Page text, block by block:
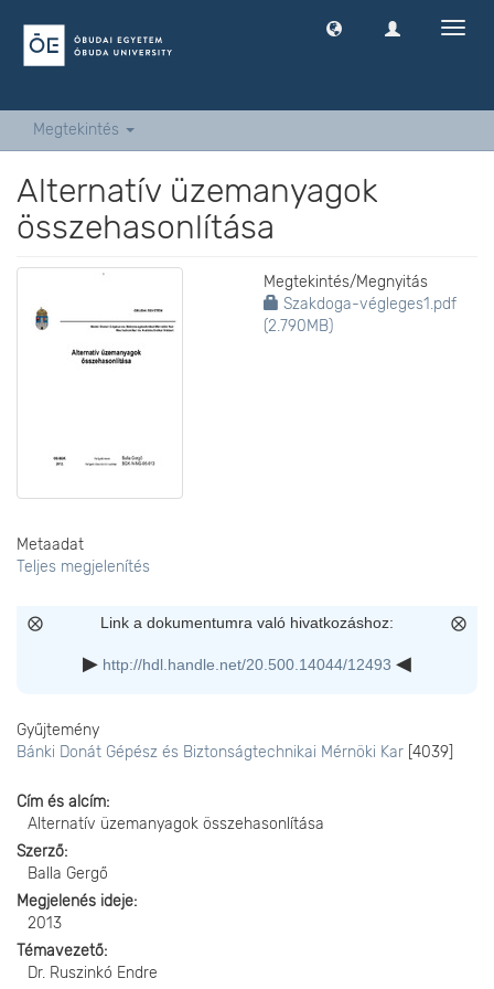
Megtekintés
Alternatív üzemanyagok
összehasonlítása
Megtekintés/Megnyitás
Szakdoga-végleges1.pdf
(2.790MB)
Metaadat
Teljes megjelenítés
Link a dokumentumra való hivatkozáshoz:
http://hdl.handle.net/20.500.14044/12493
Gyűjtemény
Bánki Donát Gépész és Biztonságtechnikai Mérnöki Kar [4039]
Cím és alcím
Alternatív üzemanyagok összehasonlítása
Szerző
Balla Gergő
Megjelenés ideje
2013
Témavezető
Dr. Ruszinkó Endre